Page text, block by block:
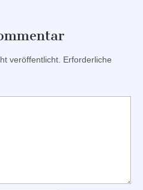
veröffentlicht. Erforderliche